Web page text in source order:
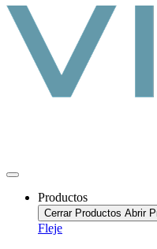
Productos
Cerrar Productos Abrir
Fleje